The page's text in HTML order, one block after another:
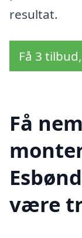
resultat.
Få 3
Få
være